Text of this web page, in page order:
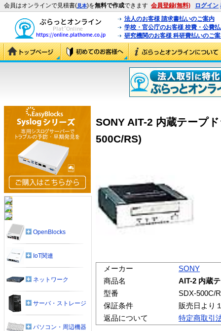
会員はオンラインで見積書(見本)を無料で作成できます 会員登録(無料) ログイン
法人のお客様 請求書払いのご案内
学校・官公庁のお客様 校費・公費
研究機関のお客様 科研費払いのご
SONY AIT-2 内蔵テープ
500C/RS)
メーカー
SONY
商品名
AIT-2 内蔵
型番
SDX-500C/
保証条件
販売日より
返品について
特定商取引
OpenBlocks
IoT関連
ネットワーク
サーバ・ストレージ
パソコン・周辺機器